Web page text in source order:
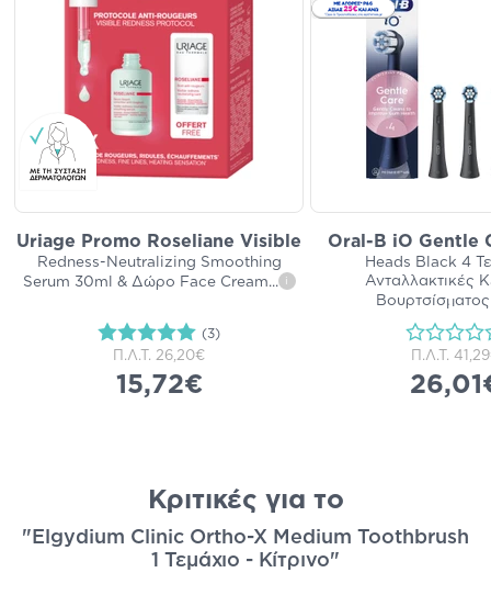
Uriage Promo Roseliane Visible
Redness-Neutralizing Smoothing
Serum 30ml & Δώρο Face Cream... i
(3)
Π.Λ.Τ. 26,20€
15,72€
Oral-B iO Gentle
Heads Black 4
Ανταλλακτικές
Βουρτσίσματος
Π.Λ.Τ.
Κριτικές για το
"Elgydium Clinic Ortho-X Medium Toothbrush
1 Τεμάχιο - Κίτρινο"